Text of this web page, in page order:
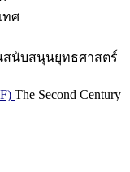
ทศ
นับสนุนยุทธศาสตร์
The Second Century